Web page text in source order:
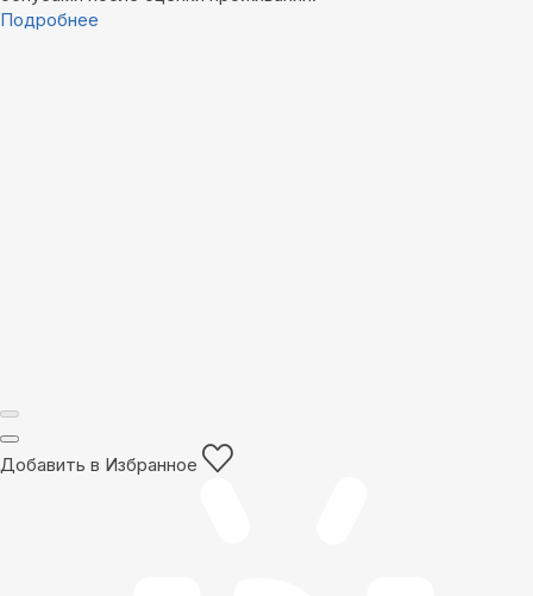
Подробнее
Добавить в Избранное